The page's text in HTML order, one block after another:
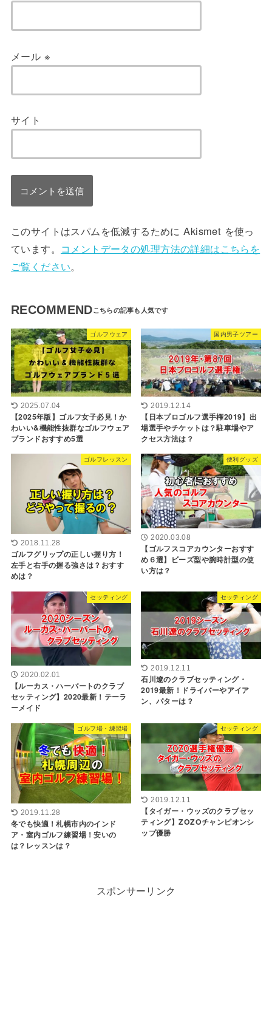
メール ※
サイト
このサイトはスパムを低減するために Akismet を使っ
ています。 コメントデータの処理方法の詳細はこちらを
ご覧ください。
RECOMMEND
ゴルフウェア
2025.07.04
【2025年版】ゴルフ女子必見！か
わいい&機能性抜群なゴルフウェア
ブランドおすすめ5選
国内男子ツアー
2019.12.14
【日本プロゴルフ選手権2019】出
場選手やチケットは？駐車場やア
クセス方法は？
ゴルフレッスン
2018.11.28
ゴルフグリップの正しい握り方！
左手と右手の握る強さは？おすす
めは？
便利グッズ
2020.03.08
【ゴルフスコアカウンターおすす
め６選】ビーズ型や腕時計型の使
い方は？
セッティング
2020.02.01
【ルーカス・ハーバートのクラブ
セッティング】2020最新！テーラ
ーメイド
セッティング
2019.12.11
石川遼のクラブセッティング・
2019最新！ドライバーやアイア
ン、パターは？
ゴルフ場・練習場
2019.11.28
冬でも快適！札幌市内のインド
ア・室内ゴルフ練習場！安いの
は？レッスンは？
セッティング
2019.12.11
【タイガー・ウッズのクラブセッ
ティング】ZOZOチャンピオンシ
ップ優勝
スポンサーリンク